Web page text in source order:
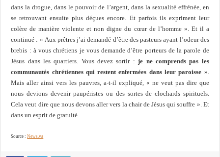
dans la drogue, dans le pouvoir de l’argent, dans la sexualité effrénée, en
se retrouvant ensuite plus déçues encore. Et parfois ils expriment leur
colère de manière violente et non digne du cœur de l’homme ». Et il a
continué : « Aux prêtres j’ai demandé d’être des pasteurs ayant l’odeur des
brebis : à vous chrétiens je vous demande d’être porteurs de la parole de
Jésus dans les quartiers. Vous devez sortir :je ne comprends pas les
communautés chrétiennes qui restent enfermées dans leur paroisse ».
Mais aller ainsi vers les pauvres, a-t-il expliqué, « ne veut pas dire que
nous devions devenir paupéristes ou des sortes de clochards spirituels.
Cela veut dire que nous devons aller vers la chair de Jésus qui souffre ». Et
dans un esprit de gratuité.
Source :News.va